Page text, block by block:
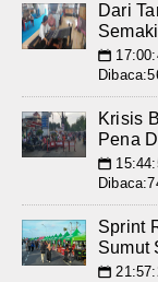
Dari
📅
Krisis
Pena
📅
Sprint
Sumut
📅